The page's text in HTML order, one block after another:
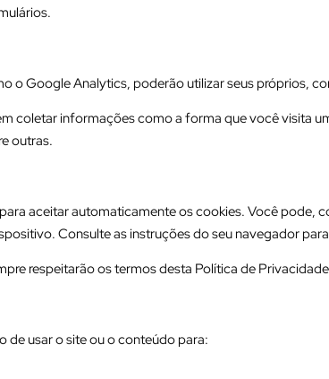
o Google Analytics, poderão utilizar seus próprios,
coletar informações como a forma que você visita
outras.
aceitar automaticamente os cookies. Você
Consulte as instruções do seu navegador
respeitarão os termos desta Política de
usar o site ou o conteúdo para: